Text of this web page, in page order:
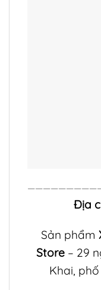
Địa
Sản phẩm
Store– 29
Khai,